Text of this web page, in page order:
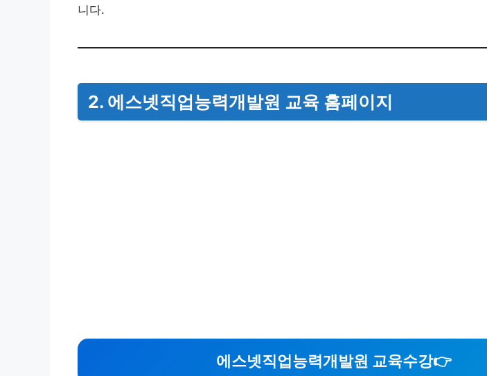
니다.
2. 에스넷직업능력개발원 교육 홈페이지
에스넷직업능력개발원 교육수강👉